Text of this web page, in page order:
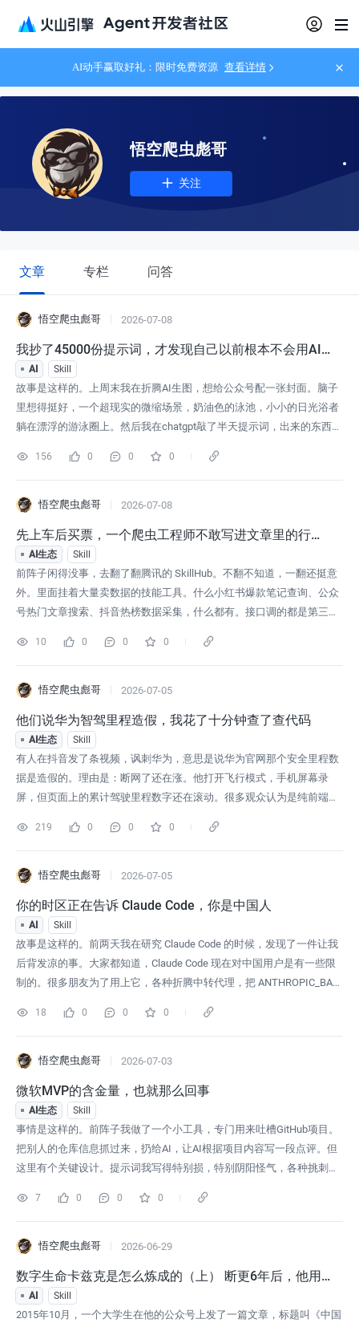
AI动手赢取好礼：限时免费资源 查看详情
悟空爬虫彪哥
关注
文章 专栏 问答
悟空爬虫彪哥 2026-07-08
我抄了45000份提示词，才发现自己以前根本不会用AI
画画
AI Skill
故事是这样的。上周末我在折腾AI生图，想给公众号配一张封面。脑子
里想得挺好，一个超现实的微缩场景，奶油色的泳池，小小的日光浴者
躺在漂浮的游泳圈上。然后我在chatgpt敲了半天提示词，出来的东西怎
有点没思路。我折腾了快一个小时，最后放弃了，从素材库扒了一张老
图凑合用。这种挫败感，应该很多玩AI生图的朋友都懂。就是你明明知
道AI能画出好东
156 0 0 0
悟空爬虫彪哥 2026-07-08
先上车后买票，一个爬虫工程师不敢写进文章里的行业
潜规则
AI生态 Skill
前阵子闲得没事，去翻了翻腾讯的 SkillHub。不翻不知道，一翻还挺意
外。里面挂着大量卖数据的技能工具。什么小红书爆款笔记查询、公众
号热门文章搜索、抖音热榜数据采集，什么都有。接口调的都是第三方
书没有给过数据授权，抖音也没有。那这些数据是从哪来的？只有一个
解释，第三方爬虫爬的，接口逆向破解出来的。而且你看这些技能的开
发者信息，大部
10 0 0 0
悟空爬虫彪哥 2026-07-05
他们说华为智驾里程造假，我花了十分钟查了查代码
AI生态 Skill
有人在抖音发了条视频，讽刺华为，意思是说华为官网那个安全里程数
据是造假的。理由是：断网了还在涨。他打开飞行模式，手机屏幕录
屏，但页面上的累计驾驶里程数字还在滚动。很多观众认为是纯前端脚
频有多少人看过我不知道，但转发的、骂的、跟着嘲讽的，不少。华为
嘛，流量密码。往坏处说，总能吃到点赞。但我是真的被勾起了好奇心
——或者说，被勾起了职业病。我
219 0 0 0
悟空爬虫彪哥 2026-07-05
你的时区正在告诉 Claude Code，你是中国人
AI Skill
故事是这样的。前两天我在研究 Claude Code 的时候，发现了一件让我
后背发凉的事。大家都知道，Claude Code 现在对中国用户是有一些限
制的。很多朋友为了用上它，各种折腾中转代理，把 ANTHROPIC_BAS
de Code 压根不在乎你从哪个 IP 访问。它用的是另一种方式来判断你是
不是中国用户。读取你的系统
18 0 0 0
悟空爬虫彪哥 2026-07-03
微软MVP的含金量，也就那么回事
AI生态 Skill
事情是这样的。前阵子我做了一个小工具，专门用来吐槽GitHub项目。
把别人的仓库信息抓过来，扔给AI，让AI根据项目内容写一段点评。但
这里有个关键设计。提示词我写得特别损，特别阴阳怪气，各种挑刺角
果照样是在夸你，比如Linux。你的代码质量够硬，你的项目真有影响
力，再损的提示词也骂不到你分毫。反过来，如果项目水分很大，那这
个工具会毫不
7 0 0 0
悟空爬虫彪哥 2026-06-29
数字生命卡兹克是怎么炼成的（上） 断更6年后，他用2
年把自己做成AI圈顶流
AI Skill
2015年10月，一个大学生在他的公众号上发了一篇文章，标题叫《中国